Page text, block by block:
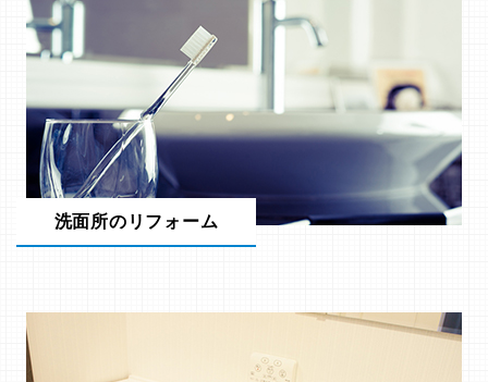
洗面所のリフォーム